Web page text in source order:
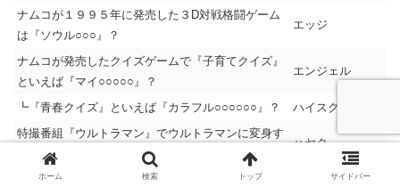
ナムコが１９９５年に発売した３D対戦格闘ゲーム
は『ソウル○○○』？
エッジ
ナムコが発売したクイズゲームで『子育てクイズ』
といえば『マイ○○○○○』？
エンジェル
┗『青春クイズ』といえば『カラフル○○○○○○』？
ハイスクール
特撮番組『ウルトラマン』でウルトラマンに変身す
るのは○○○隊員？
ハヤタ
┗『ウルトラマンコスモス』でコスモスに変身する
ホーム 検索 トップ サイドバー